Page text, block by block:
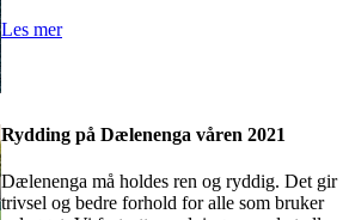
Les mer
Rydding på Dælenenga våren 2021
Dælenenga må holdes ren og ryddig. Det gir
trivsel og bedre forhold for alle som bruker